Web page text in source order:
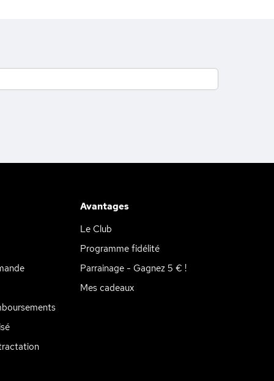
Avantages
Le Club
Programme fidélité
Parrainage - Gagnez 5 € !
Mes cadeaux